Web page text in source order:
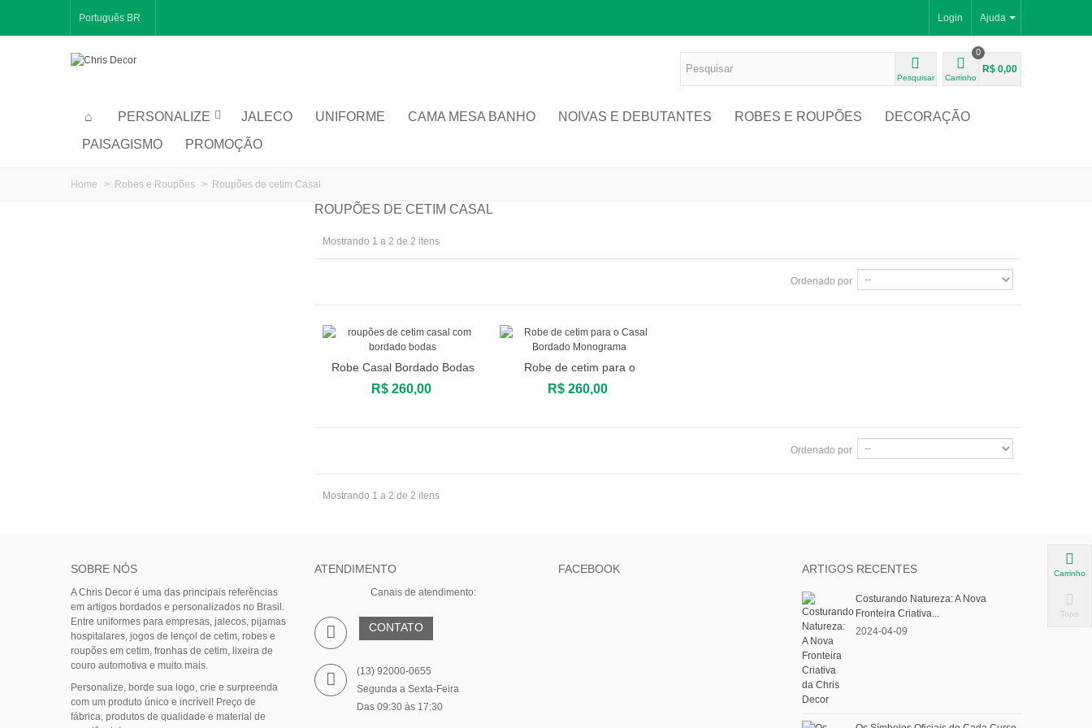
Ajuda
Português BR Login
Pesquisar Carrinho
0
R$ 0,00
PERSONALIZE JALECO UNIFORME CAMA MESA BANHO NOIVAS E DEBUTANTES ROBES E ROUPÕES
DECORAÇÃO
PAISAGISMO
PROMOÇÃO
Home > Robes e Roupões > Roupões de cetim Casal
ROUPÕES DE CETIM CASAL
Mostrando 1 a 2 de 2 itens
Ordenado por
Visualização rápida
Robe Casal Bordado Bodas
de...
R$ 260,00
Visualização rápida
Robe de cetim para o
Casal...
R$ 260,00
Ordenado por
Mostrando 1 a 2 de 2 itens
SOBRE NÓS
A Chris Decor é uma das principais referências
em artigos bordados e personalizados no Brasil.
Entre uniformes para empresas, jalecos, pijamas
hospitalares, jogos de lençol de cetim, robes e
roupões em cetim, fronhas de cetim, lixeira de
couro automotiva e muito mais.
Personalize, borde sua logo, crie e surpreenda
com um produto único e incrível! Preço de
fábrica, produtos de qualidade e material de
ATENDIMENTO
Canais de atendimento:
CONTATO
(13) 92000-0655
Segunda a Sexta-Feira
Das 09:30 às 17:30
FACEBOOK ARTIGOS RECENTES
Costurando Natureza: A Nova
Fronteira Criativa...
2024-04-09
Carrinho
Topo